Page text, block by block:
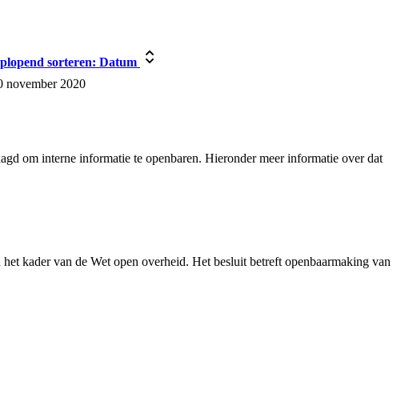
sorteren: Datum
november 2020
om interne informatie te openbaren. Hieronder meer informatie over dat
kader van de Wet open overheid. Het besluit betreft openbaarmaking van